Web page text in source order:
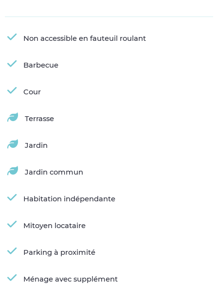
Non accessible en fauteuil roulant
Barbecue
Cour
Terrasse
Jardin
Jardin commun
Habitation indépendante
Mitoyen locataire
Parking à proximité
Ménage avec supplément